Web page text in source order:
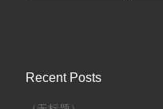
Recent Posts